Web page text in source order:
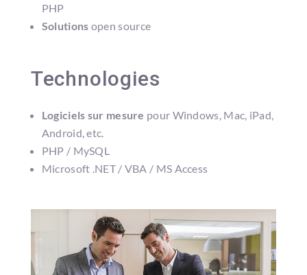
PHP
Solutions open source
Technologies
Logiciels sur mesure pour Windows, Mac, iPad,
Android, etc.
PHP / MySQL
Microsoft .NET / VBA / MS Access